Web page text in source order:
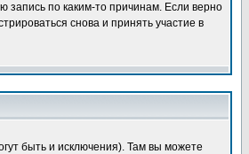
запись по каким-то причинам. Если верно
снова и принять участие в
быть и исключения). Там вы можете